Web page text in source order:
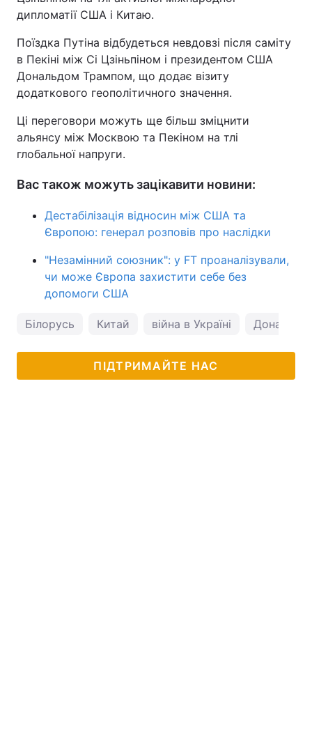
дипломатії США і Китаю.
Поїздка Путіна відбудеться невдовзі після саміту
в Пекіні між Сі Цзіньпіном і президентом США
Дональдом Трампом, що додає візиту
додаткового геополітичного значення.
Ці переговори можуть ще більш зміцнити
альянсу між Москвою та Пекіном на тлі
глобальної напруги.
Вас також можуть зацікавити новини:
Дестабілізація відносин між США та
Європою: генерал розповів про наслідки
"Незамінний союзник": у FT проаналізували,
чи може Європа захистити себе без
допомоги США
Білорусь Китай війна в Україні Дональд
ПІДТРИМАЙТЕ НАС